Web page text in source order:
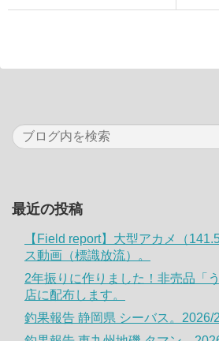
最近の投稿
【Field report】大型アカメ（
ス動画（標識放流）。
2年振りに作りました！非売品「
店に配布します。
釣果報告 静岡県 シーバス。2026/2